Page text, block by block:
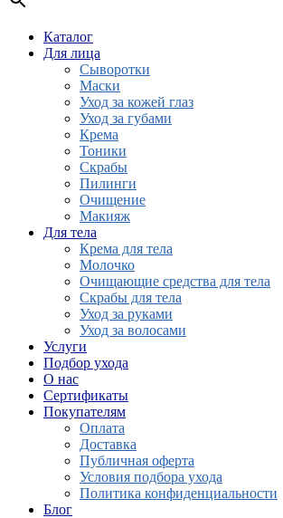
Каталог
Для лица
Сыворотки
Маски
Уход за кожей глаз
Уход за губами
Крема
Тоники
Скрабы
Пилинги
Очищение
Макияж
Для тела
Крема для тела
Молочко
Очищающие средства для тела
Скрабы для тела
Уход за руками
Уход за волосами
Услуги
Подбор ухода
О нас
Сертификаты
Покупателям
Оплата
Доставка
Публичная оферта
Условия подбора ухода
Политика конфиденциальности
Блог